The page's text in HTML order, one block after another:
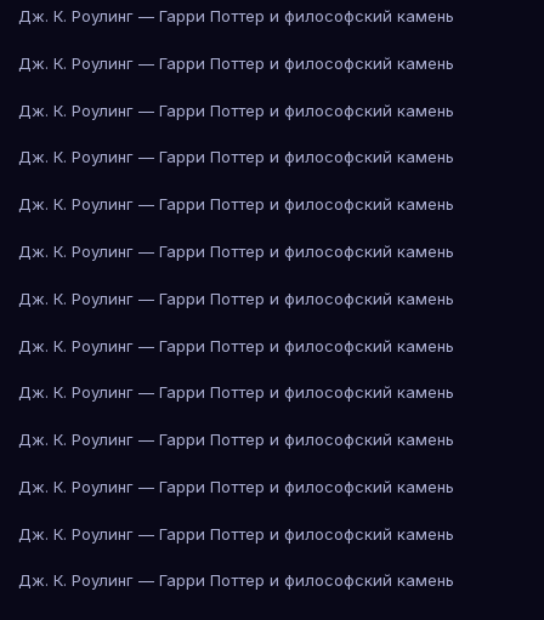
Дж. К. Роулинг — Гарри Поттер и философский камень
Дж. К. Роулинг — Гарри Поттер и философский камень
Дж. К. Роулинг — Гарри Поттер и философский камень
Дж. К. Роулинг — Гарри Поттер и философский камень
Дж. К. Роулинг — Гарри Поттер и философский камень
Дж. К. Роулинг — Гарри Поттер и философский камень
Дж. К. Роулинг — Гарри Поттер и философский камень
Дж. К. Роулинг — Гарри Поттер и философский камень
Дж. К. Роулинг — Гарри Поттер и философский камень
Дж. К. Роулинг — Гарри Поттер и философский камень
Дж. К. Роулинг — Гарри Поттер и философский камень
Дж. К. Роулинг — Гарри Поттер и философский камень
Дж. К. Роулинг — Гарри Поттер и философский камень